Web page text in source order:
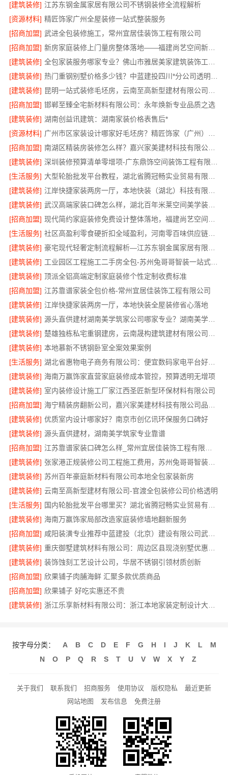
[建筑装修] 江苏东钢金属家居有限公司不锈钢装修全流程解析
[资源材料] 精匠饰家广州全屋装修一站式整装服务
[招商加盟] 武进全包装修施工，常州宜居佳装饰工程有限公司
[招商加盟]
新房家庭装修上门量房整体落地——福建尚艺空间新材料科技有限公司
[建筑装修]
[建筑装修]
[建筑装修]
[招商加盟] 邯郸至臻全宅新材料有限公司：永年焕新专业品质之选
[建筑装修] 湖南创益讯建筑：湖南家装价格表售后*
[资源材料]
[招商加盟]
南湖区精装房装修怎么样？嘉兴家美建材科技有限公司专业解答
[建筑装修]
[生活服务]
[建筑装修]
[建筑装修]
武汉高端家装口碑怎么样，湖北百年米莱空间美学装饰材料有限公司
[招商加盟]
[生活服务]
社区高盈利零食硬折扣全域盈利，河南零百味供应链有限公司
[建筑装修]
[建筑装修]
工业园区工程施工二手房全包-苏州兔哥哥智装一站式服务
[建筑装修] 顶派全铝高端定制家庭装修个性定制收费标准
[招商加盟] 江苏靠谱家装全包价格-常州宜居佳装饰工程有限公司
[建筑装修] 江岸快捷家装两房一厅，本地快装全屋装修省心落地
[建筑装修]
源头直供建材湖南美学筑家公司哪家专业？湖南美学筑家建材有限公司
[建筑装修]
[建筑装修] 本地慕新不锈钢卧室全案效果案例
[生活服务]
湖北省惠物电子商务有限公司：便宜数码家电平台好不好
[建筑装修] 海南万赢饰家直营家庭装修成本管控，预算透明无增项
[建筑装修] 室内装修设计施工厂家江西圣匠新型环保材料有限公司
[招商加盟]
[建筑装修] 优质室内设计哪家好？南京市创亿讯环保服务口碑好
[建筑装修] 源头直供建材，湖南美学筑家专业靠谱
[招商加盟]
[建筑装修]
张家港正规装修公司工程施工费用，苏州兔哥哥智装透明报价
[建筑装修] 苏州百年豪庭新材料有限公司本地全包家装新房
[建筑装修] 云南至高新型建材有限公司-官渡全包装修公司价格透明
[生活服务]
[建筑装修] 海南万赢饰家局部改造家庭装修墙地翻新服务
[招商加盟]
咸阳装潢专业推荐中蓝建投（北京）建设有限公司武功分公司
[建筑装修]
[建筑装修] 装饰蚀刻工艺设计公司，华居不锈钢引领材质创新
[招商加盟] 欣果铺子肉脯海鲜 汇聚多款优质商品
[招商加盟] 欣果铺子 好吃实惠还不贵
[建筑装修]
浙江乐享新材料有限公司：浙江本地家装定制设计大概报价
按字母分类： A B C D E F G H I J K L
M
N
O P Q R S T U V W X Y Z
关于我们 联系我们 招商服务 使用协议 版权隐私
最近更新
网站地图
发布信息 免费注册